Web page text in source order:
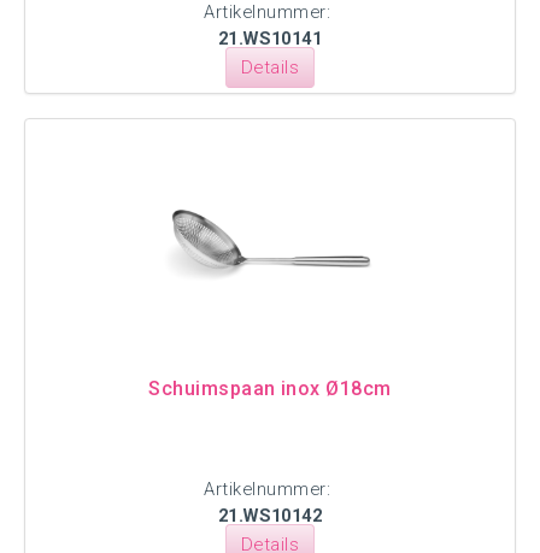
Artikelnummer:
21.WS10141
Details
Schuimspaan inox Ø18cm
Artikelnummer:
21.WS10142
Details